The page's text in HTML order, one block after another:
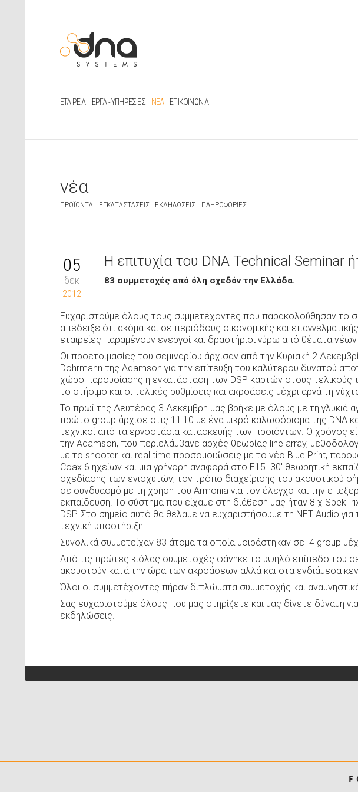
ΕΤΑΙΡΕΙΑ ΈΡΓΑ - ΥΠΗΡΕΣΊΕΣ ΝΈΑ ΕΠΙΚΟΙΝΩΝΊΑ
νέα
ΠΡΟΪΌΝΤΑ ΕΓΚΑΤΑΣΤΆΣΕΙΣ ΕΚΔΗΛΏΣΕΙΣ ΠΛΗΡΟΦΟΡΊΕΣ
05
δεκ
2012
Η επιτυχία του DNA Technical Seminar
83 συμμετοχές από όλη σχεδόν την Ελλάδα.
Ευχαριστούμε όλους τους συμμετέχοντες που παρακολούθησαν το
απέδειξε ότι ακόμα και σε περιόδους οικονομικής και
εταιρείες παραμένουν ενεργοί και δραστήριοι γύρω από θέματα
Οι προετοιμασίες του σεμιναρίου άρχισαν από την Κυριακή 2
Dohrmann της Adamson για την επίτευξη του καλύτερου δυνατού
χώρο παρουσίασης η εγκατάσταση των DSP καρτών στους τελικούς
το στήσιμο και οι τελικές ρυθμίσεις και ακροάσεις μέχρι αργά τη
Το πρωί της Δευτέρας 3 Δεκέμβρη μας βρήκε με όλους με τη γλυκιά
πρώτο group άρχισε στις 11:10 με ένα μικρό καλωσόρισμα της DNA
τεχνικοί από τα εργοστάσια κατασκευής των προιόντων. Ο χρόνος
την Adamson, που περιελάμβανε αρχές θεωρίας line array,
με το shooter και real time προσομοιώσεις με το νέο Blue Print,
Coax 6 ηχείων και μια γρήγορη αναφορά στο E15. 30' θεωρητική
σχεδίασης των ενισχυτών, τον τρόπο διαχείρισης του ακουστικού
σε συνδυασμό με τη χρήση του Armonia για τον έλεγχο και την
εκπαίδευση. Το σύστημα που είχαμε στη διάθεσή μας ήταν 8 χ
DSP. Στο σημείο αυτό θα θέλαμε να ευχαριστήσουμε τη NET Audio
τεχνική υποστήριξη.
Συνολικά συμμετείχαν 83 άτομα τα οποία μοιράστηκαν σε 4 group
Από τις πρώτες κιόλας συμμετοχές φάνηκε το υψηλό επίπεδο του
ακουστούν κατά την ώρα των ακροάσεων αλλά και στα ενδιάμεσα
Όλοι οι συμμετέχοντες πήραν διπλώματα συμμετοχής και
Σας ευχαριστούμε όλους που μας στηρίζετε και μας δίνετε δύναμη
εκδηλώσεις.